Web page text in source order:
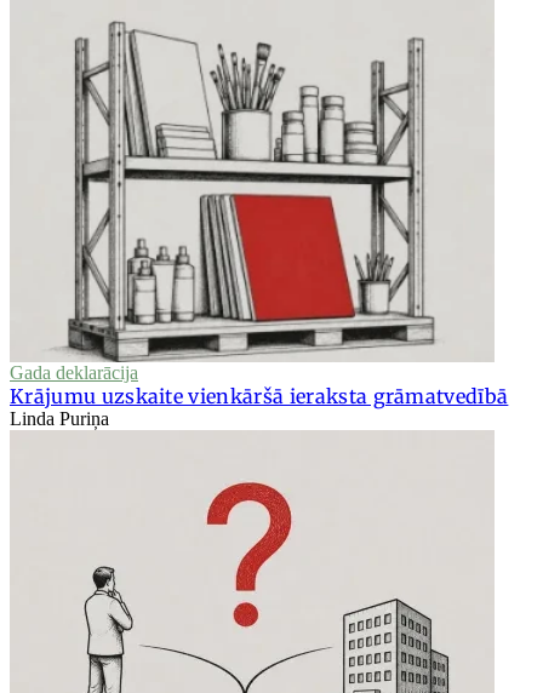
Gada deklarācija
Krājumu uzskaite vienkāršā ieraksta grāmatvedībā
Linda Puriņa